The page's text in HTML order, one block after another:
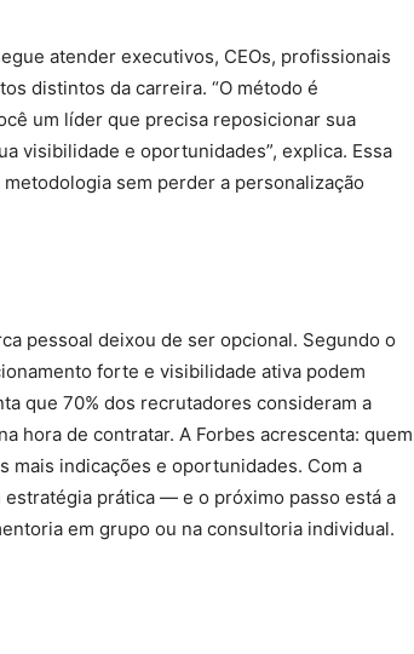
atender executivos, CEOs, profissionais
distintos da carreira. “O método é
um líder que precisa reposicionar sua
visibilidade e oportunidades”, explica. Essa
sem perder a personalização
pessoal deixou de ser opcional. Segundo o
forte e visibilidade ativa podem
que 70% dos recrutadores consideram a
hora de contratar. A Forbes acrescenta: quem
mais indicações e oportunidades. Com a
prática — e o próximo passo está a
em grupo ou na consultoria individual.